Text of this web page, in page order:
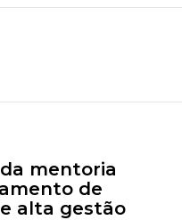
mentoria
de
alta gestão